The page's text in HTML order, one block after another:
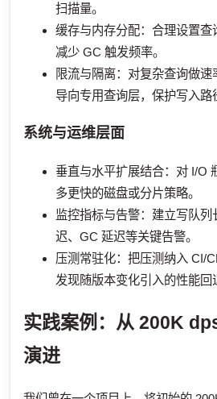
扫描量。
缓存与内存分配：合理设置查
减少 GC 触发频率。
限流与隔离：对复杂查询做
导向专用查询层，保护写入路
系统与运维层面
垂直与水平扩展结合：对 I/O
多更快的磁盘或分片策略。
监控指标与告警：建立写队列
迟、GC 延迟等关键告警。
压测常驻化：把压测纳入 CI/
发现随版本变化引入的性能回
实践案例：从 200K
演进